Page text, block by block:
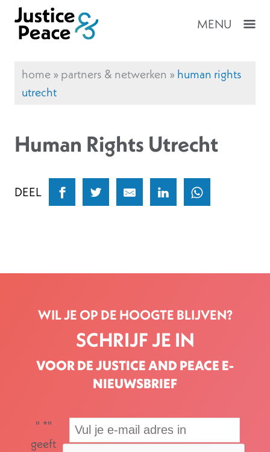
MENU
home»partners & netwerken »human rights
utrecht
Human Rights Utrecht
DEEL
WIL JE OP DE HOOGTE BLIJVEN?
SCHRIJF JE IN
VOOR DE JUSTICE AND PEACE E-
NIEUWSBRIEF
" *"
geeft